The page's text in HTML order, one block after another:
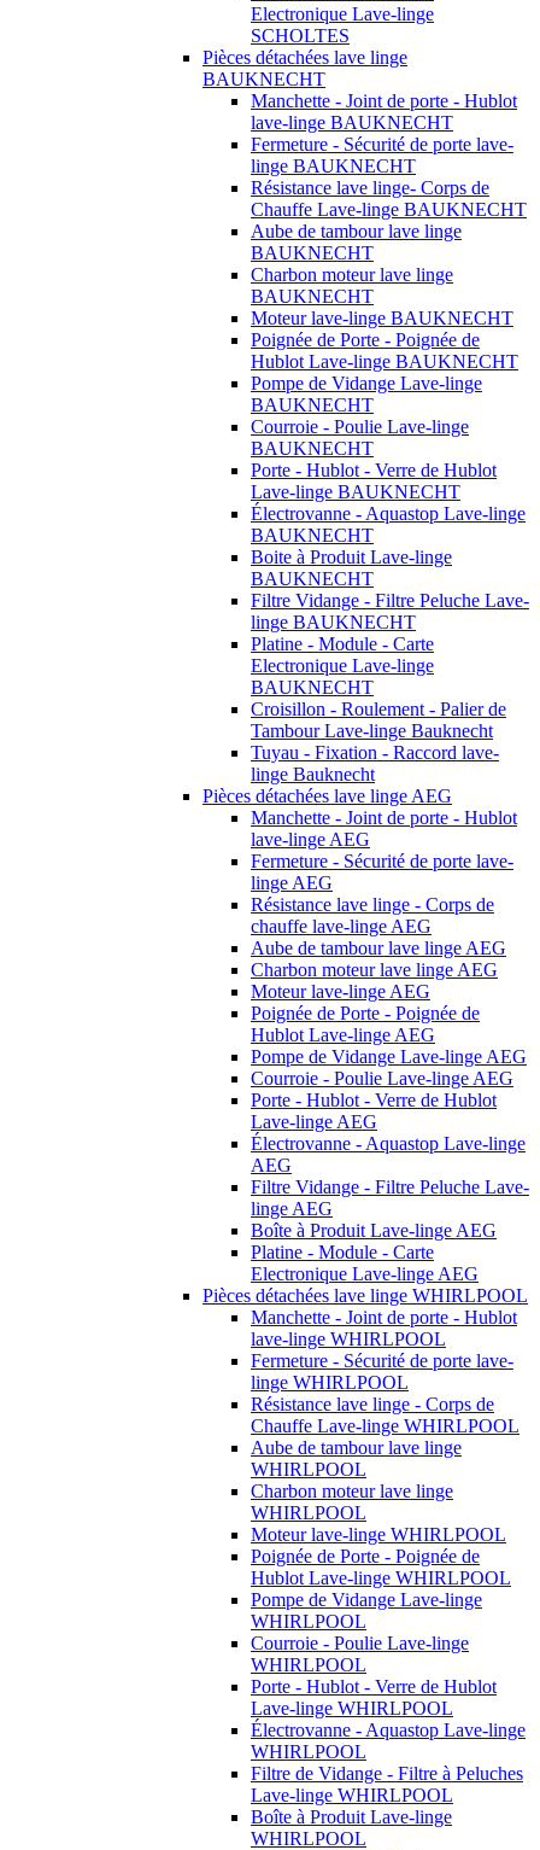
Electronique Lave-linge
SCHOLTES
Pièces détachées lave linge
BAUKNECHT
Manchette - Joint de porte - Hublot
lave-linge BAUKNECHT
Fermeture - Sécurité de porte lave-
linge BAUKNECHT
Résistance lave linge- Corps de
Chauffe Lave-linge BAUKNECHT
Aube de tambour lave linge
BAUKNECHT
Charbon moteur lave linge
BAUKNECHT
Moteur lave-linge BAUKNECHT
Poignée de Porte - Poignée de
Hublot Lave-linge BAUKNECHT
Pompe de Vidange Lave-linge
BAUKNECHT
Courroie - Poulie Lave-linge
BAUKNECHT
Porte - Hublot - Verre de Hublot
Lave-linge BAUKNECHT
Électrovanne - Aquastop Lave-linge
BAUKNECHT
Boite à Produit Lave-linge
BAUKNECHT
Filtre Vidange - Filtre Peluche Lave-
linge BAUKNECHT
Platine - Module - Carte
Electronique Lave-linge
BAUKNECHT
Croisillon - Roulement - Palier de
Tambour Lave-linge Bauknecht
Tuyau - Fixation - Raccord lave-
linge Bauknecht
Pièces détachées lave linge AEG
Manchette - Joint de porte - Hublot
lave-linge AEG
Fermeture - Sécurité de porte lave-
linge AEG
Résistance lave linge - Corps de
chauffe lave-linge AEG
Aube de tambour lave linge AEG
Charbon moteur lave linge AEG
Moteur lave-linge AEG
Poignée de Porte - Poignée de
Hublot Lave-linge AEG
Pompe de Vidange Lave-linge AEG
Courroie - Poulie Lave-linge AEG
Porte - Hublot - Verre de Hublot
Lave-linge AEG
Électrovanne - Aquastop Lave-linge
AEG
Filtre Vidange - Filtre Peluche Lave-
linge AEG
Boîte à Produit Lave-linge AEG
Platine - Module - Carte
Electronique Lave-linge AEG
Pièces détachées lave linge WHIRLPOOL
Manchette - Joint de porte - Hublot
lave-linge WHIRLPOOL
Fermeture - Sécurité de porte lave-
linge WHIRLPOOL
Résistance lave linge - Corps de
Chauffe Lave-linge WHIRLPOOL
Aube de tambour lave linge
WHIRLPOOL
Charbon moteur lave linge
WHIRLPOOL
Moteur lave-linge WHIRLPOOL
Poignée de Porte - Poignée de
Hublot Lave-linge WHIRLPOOL
Pompe de Vidange Lave-linge
WHIRLPOOL
Courroie - Poulie Lave-linge
WHIRLPOOL
Porte - Hublot - Verre de Hublot
Lave-linge WHIRLPOOL
Électrovanne - Aquastop Lave-linge
WHIRLPOOL
Filtre de Vidange - Filtre à Peluches
Lave-linge WHIRLPOOL
Boîte à Produit Lave-linge
WHIRLPOOL